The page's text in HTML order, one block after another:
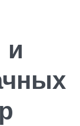
и